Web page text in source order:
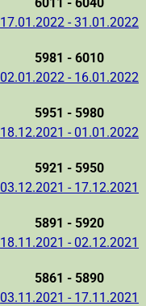
17.01.2022 - 31.01.2022
5981 - 6010
02.01.2022 - 16.01.2022
5951 - 5980
18.12.2021 - 01.01.2022
5921 - 5950
03.12.2021 - 17.12.2021
5891 - 5920
18.11.2021 - 02.12.2021
5861 - 5890
03.11.2021 - 17.11.2021